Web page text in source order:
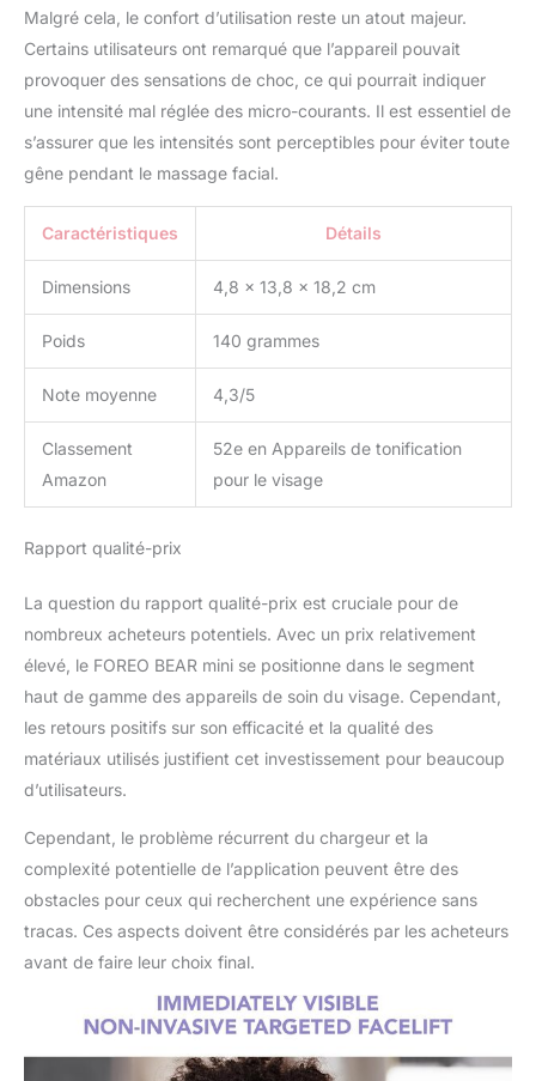
Malgré cela, le confort d’utilisation reste un atout majeur.
Certains utilisateurs ont remarqué que l’appareil pouvait
provoquer des sensations de choc, ce qui pourrait indiquer
une intensité mal réglée des micro-courants. Il est essentiel de
s’assurer que les intensités sont perceptibles pour éviter toute
gêne pendant le massage facial.
Caractéristiques Détails
Dimensions 4,8 x 13,8 x 18,2 cm
Poids 140 grammes
Note moyenne 4,3/5
Classement
Amazon
52e en Appareils de tonification
pour le visage
Rapport qualité-prix
La question du rapport qualité-prix est cruciale pour de
nombreux acheteurs potentiels. Avec un prix relativement
élevé, le FOREO BEAR mini se positionne dans le segment
haut de gamme des appareils de soin du visage. Cependant,
les retours positifs sur son efficacité et la qualité des
matériaux utilisés justifient cet investissement pour beaucoup
d’utilisateurs.
Cependant, le problème récurrent du chargeur et la
complexité potentielle de l’application peuvent être des
obstacles pour ceux qui recherchent une expérience sans
tracas. Ces aspects doivent être considérés par les acheteurs
avant de faire leur choix final.